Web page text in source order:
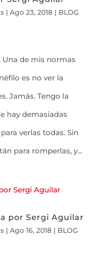
| Ago 23, 2018| BLOG
Una de mis normas
es no ver la
Jamás. Tengo la
hay demasiadas
verlas todas. Sin
para romperlas, y...
por Sergi Aguilar
| Ago 16, 2018| BLOG